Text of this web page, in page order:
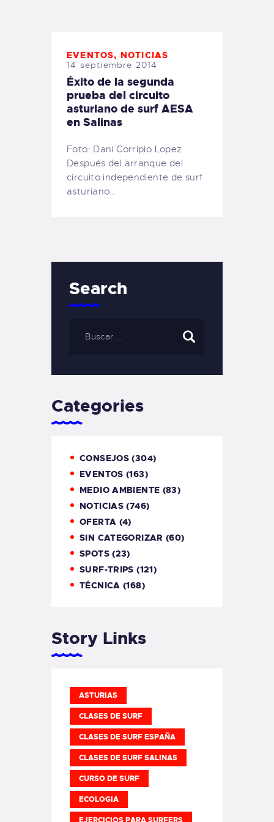
EVENTOS, NOTICIAS
14 septiembre 2014
Éxito de la segunda
prueba del circuito
asturiano de surf AESA
en Salinas
Foto: Dani Corripio Lopez
Después del arranque del
circuito independiente de surf
asturiano…
Search
Categories
CONSEJOS (304)
EVENTOS (163)
MEDIO AMBIENTE (83)
NOTICIAS (746)
OFERTA (4)
SIN CATEGORIZAR (60)
SPOTS(23)
SURF-TRIPS (121)
TÉCNICA (168)
Story Links
ASTURIAS
CLASES DE SURF
CLASES DE SURF ESPAÑA
CLASES DE SURF SALINAS
CURSO DE SURF
ECOLOGIA
EJERCICIOS PARA SURFERS